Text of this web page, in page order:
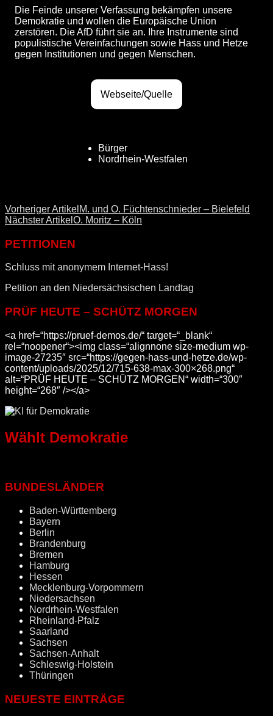
Die Feinde unserer Verfassung bekämpfen unsere
Demokratie und wollen die Europäische Union
zerstören. Die AfD führt sie an. Ihre Instrumente sind
populistische Vereinfachungen sowie Hass und Hetze
gegen Institutionen und gegen Menschen.
Webseite/Quelle
Bürger
Nordrhein-Westfalen
Vorheriger Artikel M. und O. Füchtenschnieder – Bielefeld
Nächster Artikel O. Moritz – Köln
PETITIONEN
Schluss mit anonymem Internet-Hass!
Petition an den Niedersächsischen Landtag
PRÜF HEUTE – SCHÜTZ MORGEN
<a href=“https://pruef-demos.de/“ target=“_blank“
rel=“noopener“><img class=“alignnone size-medium wp-
image-27235″ src=“https://gegen-hass-und-hetze.de/wp-
content/uploads/2025/12/715-638-max-300×268.png“
alt=“PRÜF HEUTE – SCHÜTZ MORGEN“ width=“300″
height=“268″ /></a>
Wählt Demokratie
BUNDESLÄNDER
Baden-Württemberg
Bayern
Berlin
Brandenburg
Bremen
Hamburg
Hessen
Mecklenburg-Vorpommern
Niedersachsen
Nordrhein-Westfalen
Rheinland-Pfalz
Saarland
Sachsen
Sachsen-Anhalt
Schleswig-Holstein
Thüringen
NEUESTE EINTRÄGE